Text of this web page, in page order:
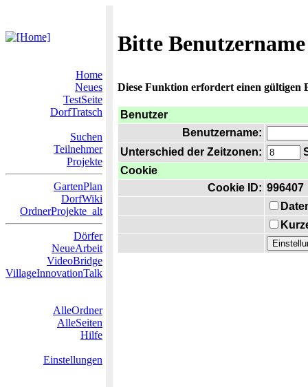
Bitte
Home
Neues
TestSeite
DorfTratsch
Suchen
Teilnehmer
Projekte
GartenPlan
DorfWiki
OrdnerProjekte_alt
Dörfer
NeueArbeit
VideoBridge
VillageInnovationTalk
AlleOrdner
AlleSeiten
Hilfe
Einstellungen
Diese Funktion erfordert einen gültigen
Benutzer
Benutzername:
Unterschied der Zeitzonen:
Cookie
Cookie ID: 996407